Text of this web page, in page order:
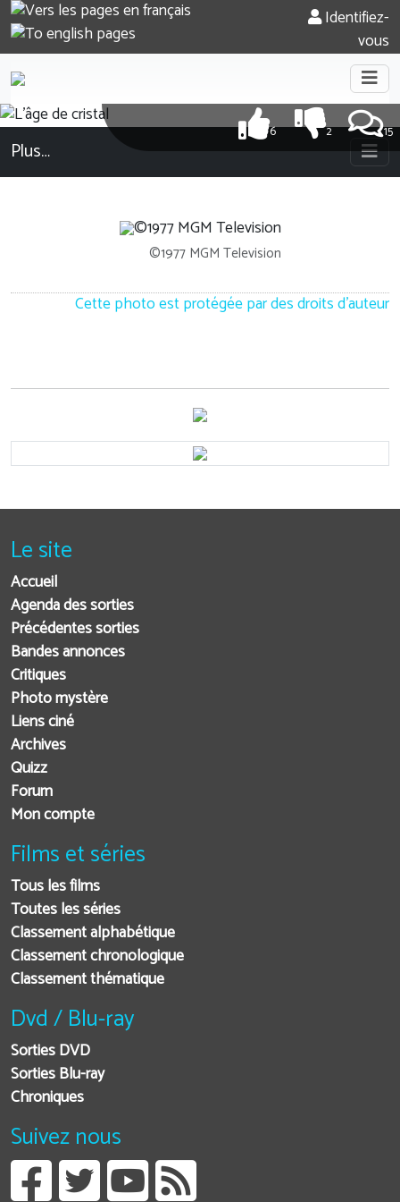
Identifiez-
vous
15
2
6
Plus…
©1977 MGM Television
Cette photo est protégée par des droits d'auteur
Le site
Accueil
Agenda des sorties
Précédentes sorties
Bandes annonces
Critiques
Photo mystère
Liens ciné
Archives
Quizz
Forum
Mon compte
Films et séries
Tous les films
Toutes les séries
Classement alphabétique
Classement chronologique
Classement thématique
Dvd / Blu-ray
Sorties DVD
Sorties Blu-ray
Chroniques
Suivez nous